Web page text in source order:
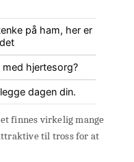
på ham, her er
med hjertesorg?
dagen din.
finnes virkelig mange
til tross for at